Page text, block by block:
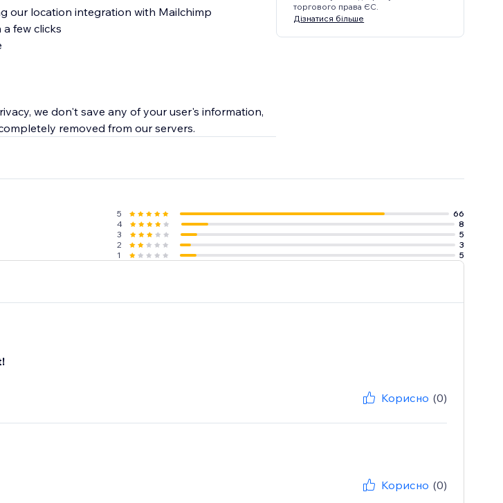
our location integration with Mailchimp
few clicks
we don't save any of your user's information,
removed from our servers.
торгового права ЄС.
Дізнатися більше
5
66
4
8
3
5
2
3
1
5
Корисно (0)
Корисно (0)